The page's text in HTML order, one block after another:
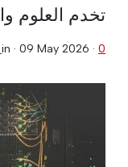
تخدم العلوم
in · 09 May 2026 · 0 تعليقات